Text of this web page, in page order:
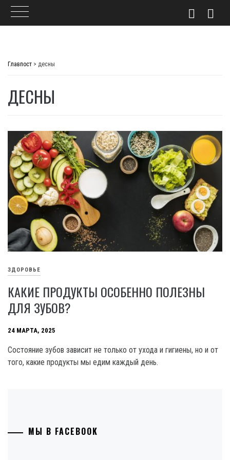
Главпост > десны
ДЕСНЫ
ЗДОРОВЬЕ
КАКИЕ ПРОДУКТЫ ОСОБЕННО ПОЛЕЗНЫ
ДЛЯ ЗУБОВ?
24 МАРТА, 2025
Состояние зубов зависит не только от ухода и гигиены, но и от
того, какие продукты мы едим каждый день.
МЫ В FACEBOOK